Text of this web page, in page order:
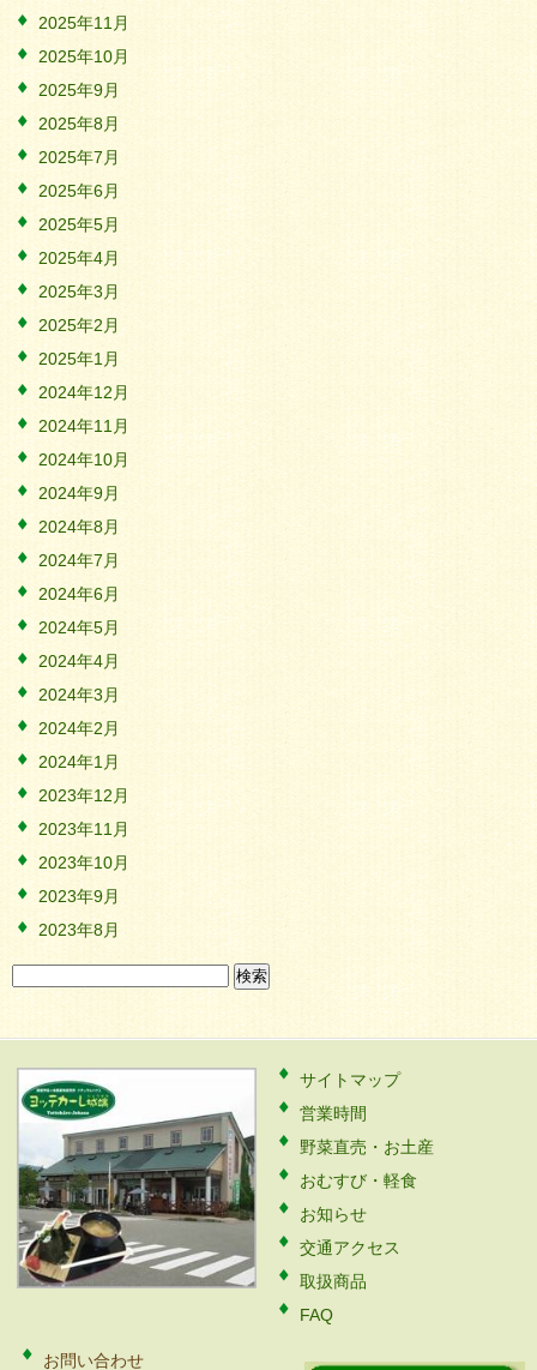
2025年11月
2025年10月
2025年9月
2025年8月
2025年7月
2025年6月
2025年5月
2025年4月
2025年3月
2025年2月
2025年1月
2024年12月
2024年11月
2024年10月
2024年9月
2024年8月
2024年7月
2024年6月
2024年5月
2024年4月
2024年3月
2024年2月
2024年1月
2023年12月
2023年11月
2023年10月
2023年9月
2023年8月
検
索:
サイトマップ
営業時間
野菜直売・お土産
おむすび・軽食
お知らせ
交通アクセス
取扱商品
FAQ
お問い合わせ